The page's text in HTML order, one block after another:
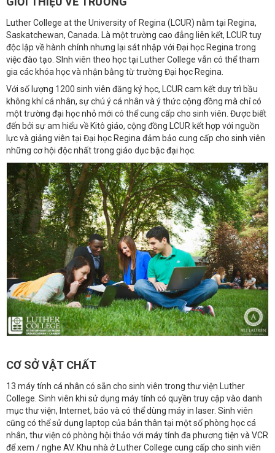
Luther College at the University of Regina (LCUR) nằm tại Regina,
Saskatchewan, Canada. Là một trường cao đẳng liên kết, LCUR tuy
độc lập về hành chính nhưng lại sát nhập với Đại học Regina trong
việc đào tạo. SInh viên theo học tại Luther College vẫn có thể tham
gia các khóa học và nhận bằng từ trường Đại học Regina.
Với số lượng 1200 sinh viên đăng ký học, LCUR cam kết duy trì bầu
không khí cá nhân, sự chú ý cá nhân và ý thức cộng đồng mà chỉ có
một trường đại học nhỏ mới có thể cung cấp cho sinh viên. Được biết
đến bởi sự am hiểu về Kitô giáo, cộng đồng LCUR kết hợp với nguồn
lực và giảng viên tại Đại học Regina đảm bảo cung cấp cho sinh viên
những cơ hội độc nhất trong giáo dục bậc đại học.
CƠ SỞ VẬT CHẤT
13 máy tính cá nhân có sẵn cho sinh viên trong thư viện Luther
College. Sinh viên khi sử dụng máy tính có quyền truy cập vào danh
mục thư viện, Internet, báo và có thể dùng máy in laser. Sinh viên
cũng có thể sử dụng laptop của bản thân tại một số phòng học cá
nhân, thư viện có phòng hội thảo với máy tính đa phương tiện và VCR
để xem / nghe AV. Khu nhà ở Luther College cung cấp cho sinh viên